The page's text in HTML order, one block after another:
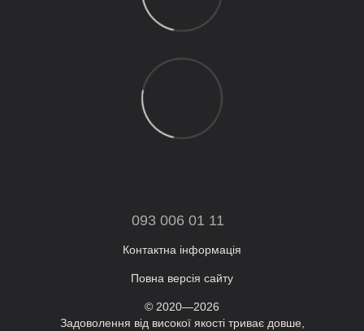
093 006 01 11
Контактна інформація
Повна версія сайту
© 2020—2026
Задоволення від високої якості триває довше,